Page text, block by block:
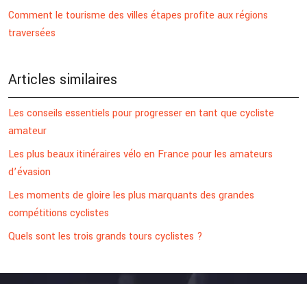
Comment le tourisme des villes étapes profite aux régions
traversées
Articles similaires
Les conseils essentiels pour progresser en tant que cycliste
amateur
Les plus beaux itinéraires vélo en France pour les amateurs
d’évasion
Les moments de gloire les plus marquants des grandes
compétitions cyclistes
Quels sont les trois grands tours cyclistes ?